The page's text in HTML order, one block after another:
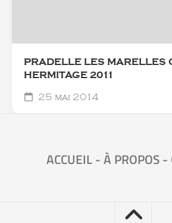
PRADELLE LES MARELLES
HERMITAGE 2011
25 mai 2014
ACCUEIL-À PROPOS-